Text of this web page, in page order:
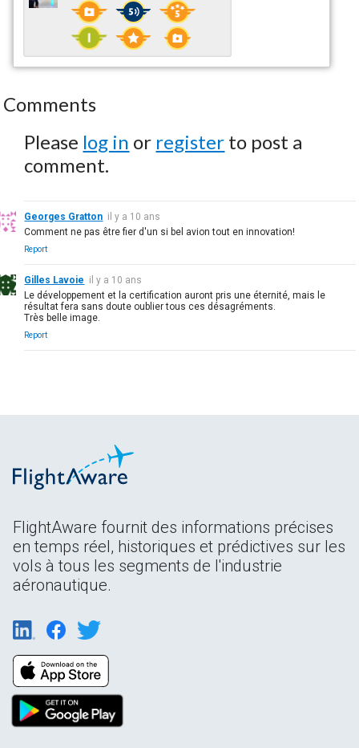
Comments
Please log in or register to post a
comment.
Georges Gratton il y a 10 ans
Comment ne pas être fier d'un si bel avion tout en innovation!
Report
Gilles Lavoie il y a 10 ans
Le développement et la certification auront pris une éternité, mais le
résultat fera sans doute oublier tous ces désagréments.
Très belle image.
Report
FlightAware fournit des informations précises
en temps réel, historiques et prédictives sur les
vols à tous les segments de l'industrie
aéronautique.